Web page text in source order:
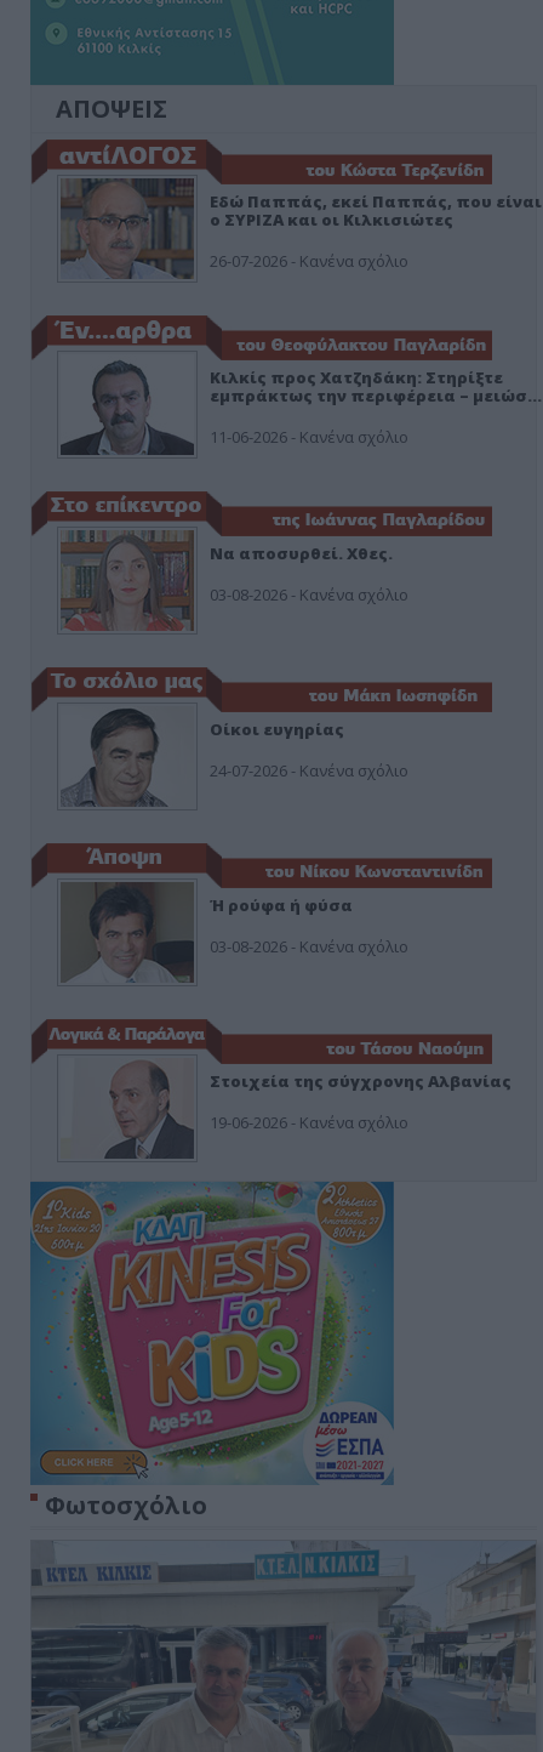
ΑΠΟΨΕΙΣ
Εδώ Παππάς, εκεί Παππάς, που είναι
ο ΣΥΡΙΖΑ και οι Κιλκισιώτες
26-07-2026 - Κανένα σχόλιο
Κιλκίς προς Χατζηδάκη: Στηρίξτε
εμπράκτως την περιφέρεια – μειώσ…
11-06-2026 - Κανένα σχόλιο
Να αποσυρθεί. Χθες.
03-08-2026 - Κανένα σχόλιο
Οίκοι ευγηρίας
24-07-2026 - Κανένα σχόλιο
Ή ρούφα ή φύσα
03-08-2026 - Κανένα σχόλιο
Στοιχεία της σύγχρονης Αλβανίας
19-06-2026 - Κανένα σχόλιο
Φωτοσχόλιο